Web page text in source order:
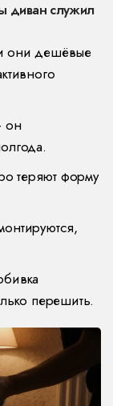
диван служил
они дешёвые
он
теряют форму
перешить.